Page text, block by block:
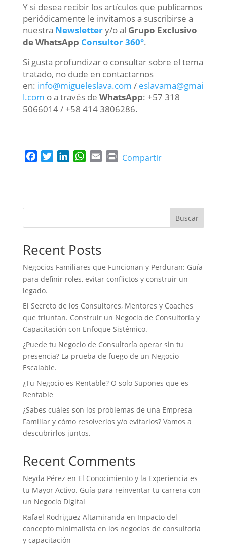
Y si desea recibir los artículos que publicamos
periódicamente le invitamos a suscribirse a
nuestra Newslettery/o al Grupo Exclusivo
de WhatsApp Consultor 360°.
Si gusta profundizar o consultar sobre el tema
tratado, no dude en contactarnos
en: info@migueleslava.com / eslavama@gmai
l.com o a través de WhatsApp: +57 318
5066014 / +58 414 3806286.
b
o
t
r
e
I
W
s
p
l
P
t
Compartir
Buscar
Recent Posts
Negocios Familiares que Funcionan y Perduran: Guía
para definir roles, evitar conflictos y construir un
legado.
El Secreto de los Consultores, Mentores y Coaches
que triunfan. Construir un Negocio de Consultoría y
Capacitación con Enfoque Sistémico.
¿Puede tu Negocio de Consultoría operar sin tu
presencia? La prueba de fuego de un Negocio
Escalable.
¿Tu Negocio es Rentable? O solo Supones que es
Rentable
¿Sabes cuáles son los problemas de una Empresa
Familiar y cómo resolverlos y/o evitarlos? Vamos a
descubrirlos juntos.
Recent Comments
Neyda Pérez en El Conocimiento y la Experiencia es
tu Mayor Activo. Guía para reinventar tu carrera con
un Negocio Digital
Rafael Rodriguez Altamiranda en Impacto del
concepto minimalista en los negocios de consultoría
y capacitación